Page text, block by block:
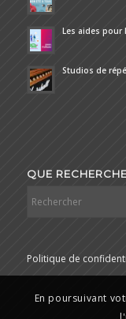
Les aides pour
Studios de
QUE
Politique de
En poursuivant